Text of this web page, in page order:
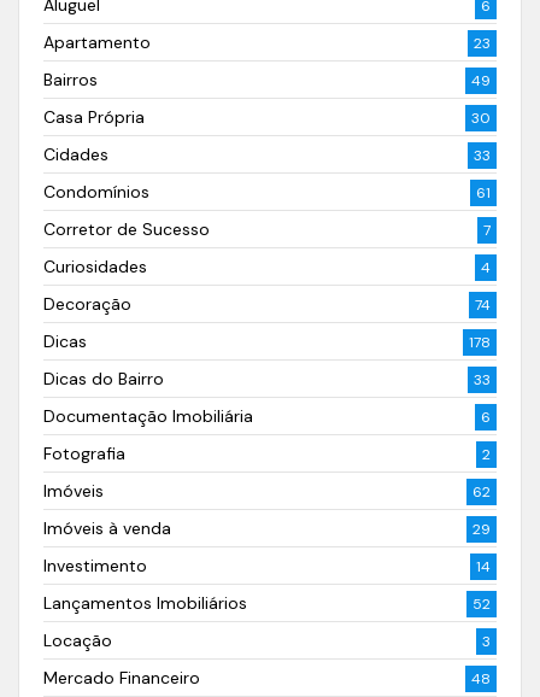
Aluguel 6
Apartamento 23
Bairros 49
Casa Própria 30
Cidades 33
Condomínios 61
Corretor de Sucesso 7
Curiosidades 4
Decoração 74
Dicas 178
Dicas do Bairro 33
Documentação Imobiliária 6
Fotografia 2
Imóveis 62
Imóveis à venda 29
Investimento 14
Lançamentos Imobiliários 52
Locação 3
Mercado Financeiro 48